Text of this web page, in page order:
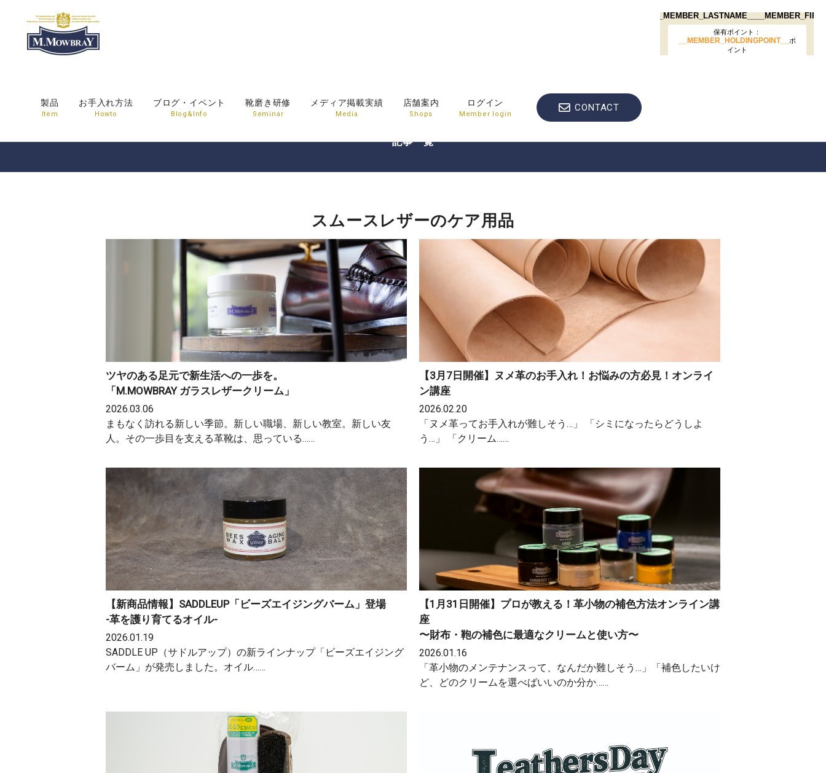
製品
Item
お手入れ方法
Howto
ブログ・イベント
Blog&Info
靴磨き研修
Seminar
メディア掲載実績
Media
店舗案内
Shops
ログイン
Member login
CONTACT
スムースレザーのケア用品
記事一覧
スムースレザーのケア用品
ツヤのある足元で新生活への一歩を。
「M.MOWBRAY ガラスレザークリーム」
2026.03.06
まもなく訪れる新しい季節。新しい職場、新しい教室。新しい友
人。その一歩目を支える革靴は、思っている……
【3月7日開催】ヌメ革のお手入れ！お悩みの方必見！オンライ
ン講座
2026.02.20
「ヌメ革ってお手入れが難しそう…」 「シミになったらどうしよ
う…」 「クリーム……
【新商品情報】SADDLEUP「ビーズエイジングバーム」登場
-革を護り育てるオイル-
2026.01.19
SADDLE UP（サドルアップ）の新ラインナップ「ビーズエイジング
バーム」が発売しました。オイル……
【1月31日開催】プロが教える！革小物の補色方法オンライン講
座
〜財布・鞄の補色に最適なクリームと使い方〜
2026.01.16
「革小物のメンテナンスって、なんだか難しそう…」「補色したいけ
ど、どのクリームを選べばいいのか分か……